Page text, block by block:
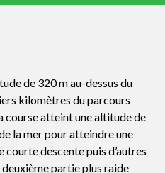
de 320 m au-dessus du
kilomètres du parcours
course atteint une altitude de
la mer pour atteindre une
descente puis d’autres
deuxième partie plus raide